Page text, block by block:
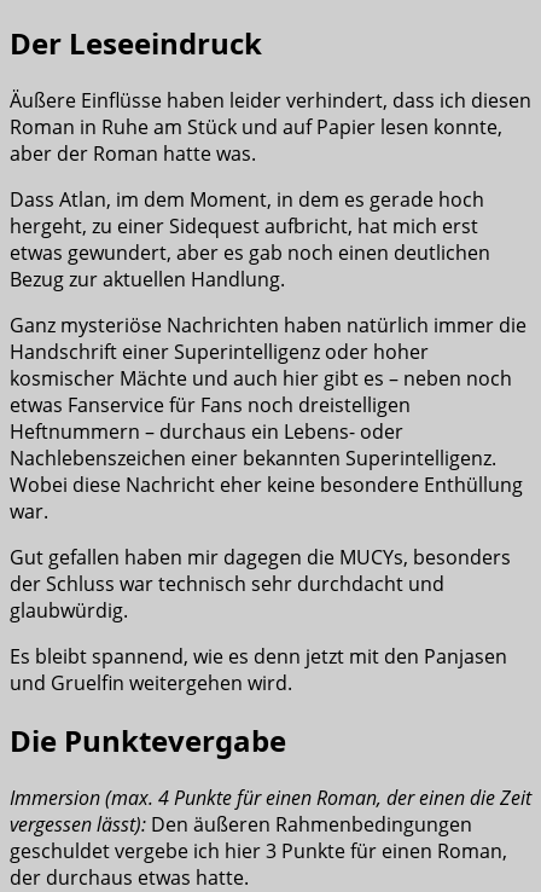
Der Leseeindruck
Äußere Einflüsse haben leider verhindert, dass ich diesen
Roman in Ruhe am Stück und auf Papier lesen konnte,
aber der Roman hatte was.
Dass Atlan, im dem Moment, in dem es gerade hoch
hergeht, zu einer Sidequest aufbricht, hat mich erst
etwas gewundert, aber es gab noch einen deutlichen
Bezug zur aktuellen Handlung.
Ganz mysteriöse Nachrichten haben natürlich immer die
Handschrift einer Superintelligenz oder hoher
kosmischer Mächte und auch hier gibt es – neben noch
etwas Fanservice für Fans noch dreistelligen
Heftnummern – durchaus ein Lebens- oder
Nachlebenszeichen einer bekannten Superintelligenz.
Wobei diese Nachricht eher keine besondere Enthüllung
war.
Gut gefallen haben mir dagegen die MUCYs, besonders
der Schluss war technisch sehr durchdacht und
glaubwürdig.
Es bleibt spannend, wie es denn jetzt mit den Panjasen
und Gruelfin weitergehen wird.
Die Punktevergabe
Immersion (max. 4 Punkte für einen Roman, der einen die Zeit
vergessen lässt): Den äußeren Rahmenbedingungen
geschuldet vergebe ich hier 3 Punkte für einen Roman,
der durchaus etwas hatte.